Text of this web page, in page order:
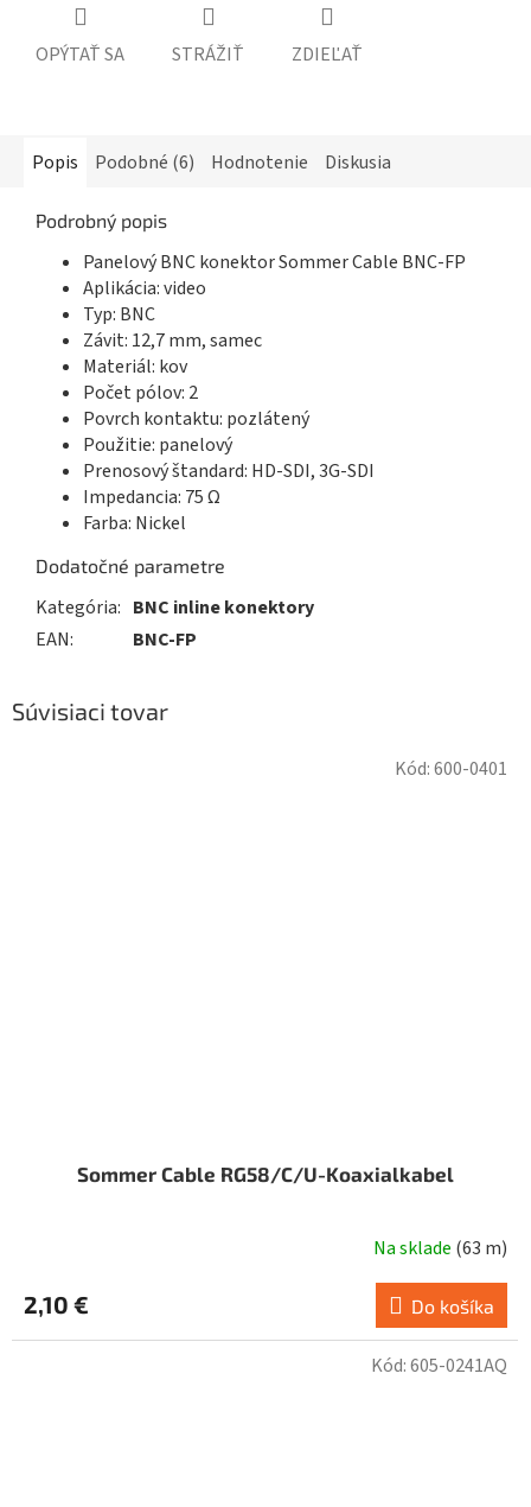
OPÝTAŤ SA STRÁŽIŤ ZDIEĽAŤ
Popis Podobné (6) Hodnotenie Diskusia
Podrobný popis
Panelový BNC konektor Sommer Cable BNC-FP
Aplikácia: video
Typ: BNC
Závit: 12,7 mm, samec
Materiál: kov
Počet pólov: 2
Povrch kontaktu: pozlátený
Použitie: panelový
Prenosový štandard: HD-SDI, 3G-SDI
Impedancia: 75 Ω
Farba: Nickel
Dodatočné parametre
Kategória: BNC inline konektory
EAN: BNC-FP
Súvisiaci tovar
Sommer Cable RG58/C/U-Koaxialkabel
Na sklade (63 m)
2,10 € Do košíka
Kód:600-0401
Kód:605-0241AQ